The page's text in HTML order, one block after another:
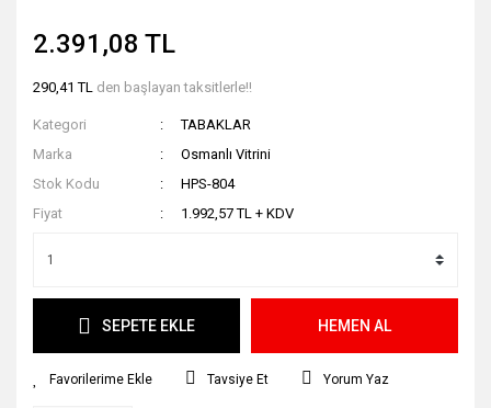
2.391,08 TL
290,41 TL den başlayan taksitlerle!!
Kategori
TABAKLAR
Marka
Osmanlı Vitrini
Stok Kodu
HPS-804
Fiyat
1.992,57 TL + KDV
SEPETE EKLE HEMEN AL
Tavsiye Et Yorum Yaz